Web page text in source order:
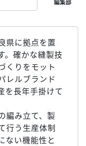
県に拠点を置
。確かな縫製技
くりをモット
レルブランド
を長年手掛けて
編み立て、製
行う生産体制
ない機能性と